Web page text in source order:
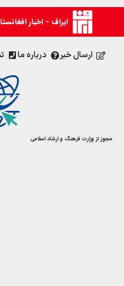
ایراف - اخبار
ارسال خبر درباره ما
مجوز از وزارت فرهنگ و ارشاد اسلامی